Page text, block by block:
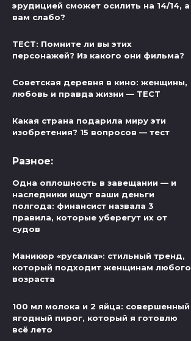
эрудицией сможет осилить на 14/14, а
вам слабо?
ТЕСТ: Помните ли вы этих
персонажей? Из какого они фильма?
Советская деревня в кино: женщины,
любовь и правда жизни — ТЕСТ
Какая страна подарила миру эти
изобретения? 15 вопросов — тест
Разное:
Одна оплошность в завещании — и
наследники ищут ваши деньги
полгода: финансист назвала 3
правила, которые уберегут их от
судов
Маникюр «русалка»: стильный тренд,
который подходит женщинам любого
возраста
100 мл молока и 2 яйца: совершенный
ягодный пирог, который я готовлю
всё лето